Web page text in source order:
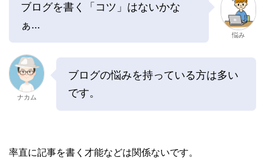
ブログを書く「コツ」はないかな
ぁ…
悩み
ナカム
ブログの悩みを持っている方は多い
です。
率直に記事を書く才能などは関係ないです。